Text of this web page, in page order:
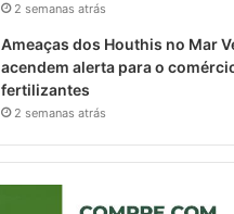
2 semanas atrás
Ameaças dos Houthis no Mar
acendem alerta para o
fertilizantes
2 semanas atrás